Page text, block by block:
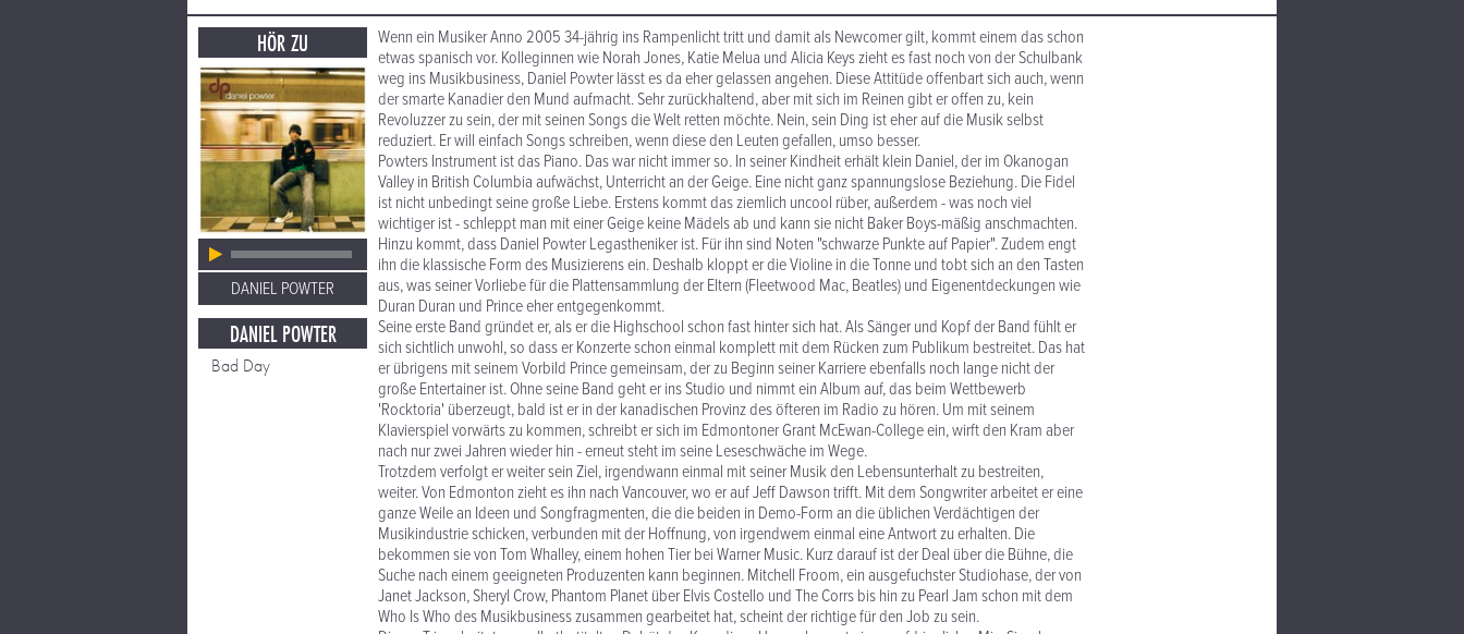
HÖR ZU
DANIEL POWTER
DANIEL POWTER
Bad Day
Wenn ein Musiker Anno 2005 34-jährig ins Rampenlicht tritt und damit als Newcomer gilt, kommt einem das schon
etwas spanisch vor. Kolleginnen wie Norah Jones, Katie Melua und Alicia Keys zieht es fast noch von der Schulbank
weg ins Musikbusiness, Daniel Powter lässt es da eher gelassen angehen. Diese Attitüde offenbart sich auch, wenn
der smarte Kanadier den Mund aufmacht. Sehr zurückhaltend, aber mit sich im Reinen gibt er offen zu, kein
Revoluzzer zu sein, der mit seinen Songs die Welt retten möchte. Nein, sein Ding ist eher auf die Musik selbst
reduziert. Er will einfach Songs schreiben, wenn diese den Leuten gefallen, umso besser.
Powters Instrument ist das Piano. Das war nicht immer so. In seiner Kindheit erhält klein Daniel, der im Okanogan
Valley in British Columbia aufwächst, Unterricht an der Geige. Eine nicht ganz spannungslose Beziehung. Die Fidel
ist nicht unbedingt seine große Liebe. Erstens kommt das ziemlich uncool rüber, außerdem - was noch viel
wichtiger ist - schleppt man mit einer Geige keine Mädels ab und kann sie nicht Baker Boys-mäßig anschmachten.
Hinzu kommt, dass Daniel Powter Legastheniker ist. Für ihn sind Noten "schwarze Punkte auf Papier". Zudem engt
ihn die klassische Form des Musizierens ein. Deshalb kloppt er die Violine in die Tonne und tobt sich an den Tasten
aus, was seiner Vorliebe für die Plattensammlung der Eltern (Fleetwood Mac, Beatles) und Eigenentdeckungen wie
Duran Duran und Prince eher entgegenkommt.
Seine erste Band gründet er, als er die Highschool schon fast hinter sich hat. Als Sänger und Kopf der Band fühlt er
sich sichtlich unwohl, so dass er Konzerte schon einmal komplett mit dem Rücken zum Publikum bestreitet. Das hat
er übrigens mit seinem Vorbild Prince gemeinsam, der zu Beginn seiner Karriere ebenfalls noch lange nicht der
große Entertainer ist. Ohne seine Band geht er ins Studio und nimmt ein Album auf, das beim Wettbewerb
'Rocktoria' überzeugt, bald ist er in der kanadischen Provinz des öfteren im Radio zu hören. Um mit seinem
Klavierspiel vorwärts zu kommen, schreibt er sich im Edmontoner Grant McEwan-College ein, wirft den Kram aber
nach nur zwei Jahren wieder hin - erneut steht im seine Leseschwäche im Wege.
Trotzdem verfolgt er weiter sein Ziel, irgendwann einmal mit seiner Musik den Lebensunterhalt zu bestreiten,
weiter. Von Edmonton zieht es ihn nach Vancouver, wo er auf Jeff Dawson trifft. Mit dem Songwriter arbeitet er eine
ganze Weile an Ideen und Songfragmenten, die die beiden in Demo-Form an die üblichen Verdächtigen der
Musikindustrie schicken, verbunden mit der Hoffnung, von irgendwem einmal eine Antwort zu erhalten. Die
bekommen sie von Tom Whalley, einem hohen Tier bei Warner Music. Kurz darauf ist der Deal über die Bühne, die
Suche nach einem geeigneten Produzenten kann beginnen. Mitchell Froom, ein ausgefuchster Studiohase, der von
Janet Jackson, Sheryl Crow, Phantom Planet über Elvis Costello und The Corrs bis hin zu Pearl Jam schon mit dem
Who Is Who des Musikbusiness zusammen gearbeitet hat, scheint der richtige für den Job zu sein.